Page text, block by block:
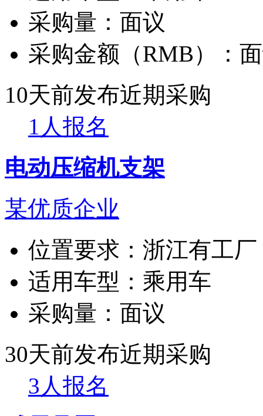
采购量： 面议
采购金额（RMB）：
10天前发布近期采购
1人报名
电动压缩机支架
某优质企业
位置要求： 浙江有工厂
适用车型： 乘用车
采购量： 面议
30天前发布近期采购
3人报名